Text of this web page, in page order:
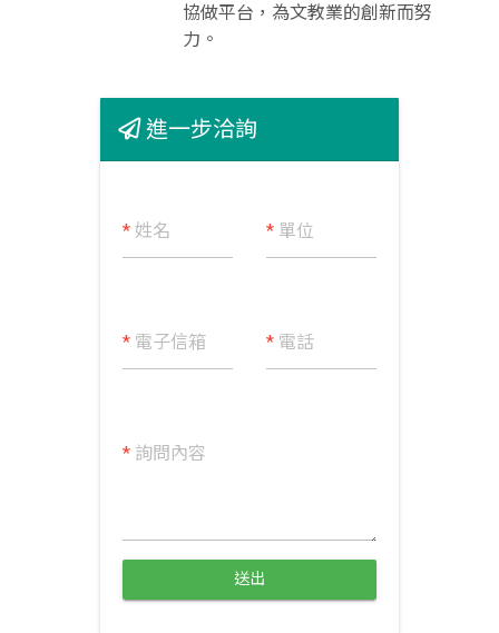
協做平台，為文教業的創新而努
力。
進一步洽詢
*姓名 * 單位
*電子信箱 * 電話
*詢問內容
送出